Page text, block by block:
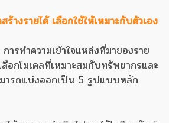
ร้างรายได้ เลือกใช้ให้เหมาะกับตัวเอง
ารทำความเข้าใจแหล่งที่มาของราย
อกโมเดลที่เหมาะสมกับทรัพยากรและ
มารถแบ่งออกเป็น 5 รูปแบบหลัก